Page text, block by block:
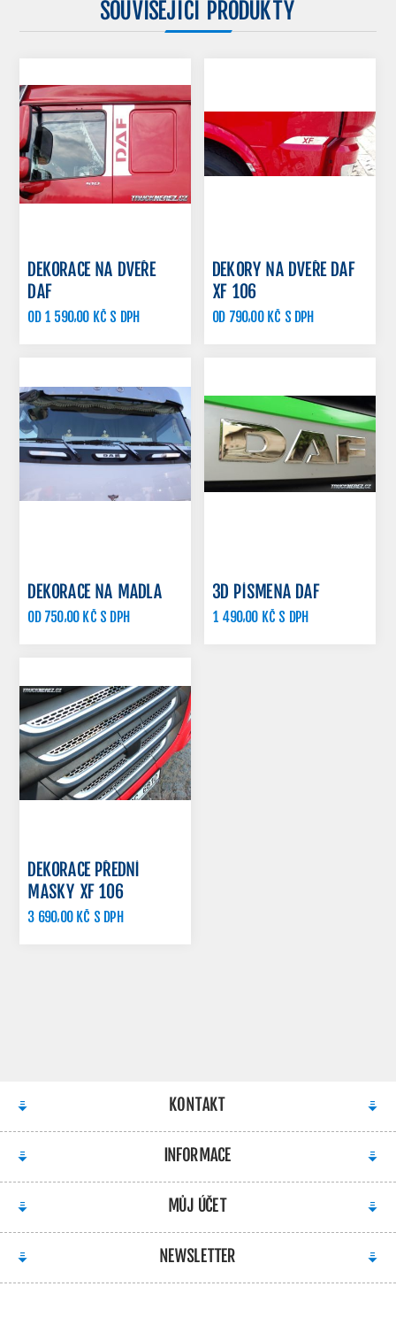
SOUVISEJÍCÍ PRODUKTY
DEKORACE NA DVEŘE
DAF
OD 1 590,00 KČ S DPH
DEKORY NA DVEŘE DAF
XF 106
OD 790,00 KČ S DPH
DEKORACE NA MADLA
OD 750,00 KČ S DPH
3D PÍSMENA DAF
1 490,00 KČ S DPH
DEKORACE PŘEDNÍ
MASKY XF 106
3 690,00 KČ S DPH
KONTAKT
INFORMACE
MŮJ ÚČET
NEWSLETTER